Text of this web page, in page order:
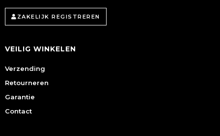
ZAKELIJK REGISTREREN
VEILIG WINKELEN
Verzending
Retourneren
Garantie
Contact